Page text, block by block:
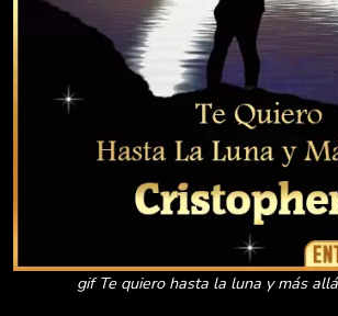
gif Te quiero hasta la luna y más